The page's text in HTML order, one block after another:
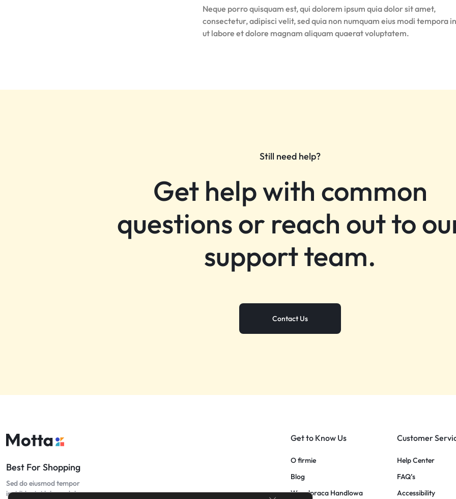
Neque porro quisquam est, qui dolorem ipsum quia dolor sit amet,
consectetur, adipisci velit, sed quia non numquam eius modi tempora
ut labore et dolore magnam aliquam quaerat voluptatem.
Still need help?
Get help with common
questions or reach out to
support team.
Contact Us
Best For Shopping
Sed do eiusmod tempor
incididuntut labore dolore magna.
Get to Know Us
O firmie
Blog
Wspolpraca Handlowa
Customer
Help Center
FAQ’s
Accessibility